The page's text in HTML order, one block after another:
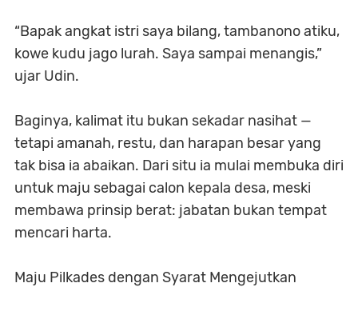
“Bapak angkat istri saya bilang, tambanono atiku,
kowe kudu jago lurah. Saya sampai menangis,”
ujar Udin.
Baginya, kalimat itu bukan sekadar nasihat —
tetapi amanah, restu, dan harapan besar yang
tak bisa ia abaikan. Dari situ ia mulai membuka diri
untuk maju sebagai calon kepala desa, meski
membawa prinsip berat: jabatan bukan tempat
mencari harta.
Maju Pilkades dengan Syarat Mengejutkan